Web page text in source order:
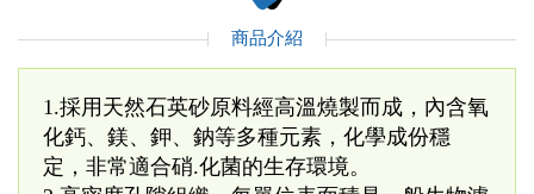
商品介紹
1.採用天然石英砂原料經高溫燒製而成，內含氧
化鈣、鎂、鉀、鈉等多種元素，化學成份穩
定，非常適合硝.化菌的生存環境。